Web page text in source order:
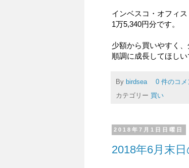
インベスコ・オフィ
1万5,340円分です。
少額から買いやすく
順調に成長してほしい
By birdsea
0 件のコメ
カテゴリー 買い
2018年7月1日日曜日
2018年6月末